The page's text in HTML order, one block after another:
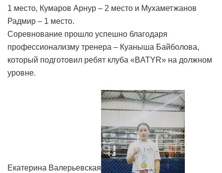
1 место, Кумаров Арнур – 2 место и Мухаметжанов
Радмир – 1 место.
Соревнование прошло успешно благодаря
профессионализму тренера – Куаныша Байболова,
который подготовил ребят клуба «BATYR» на должном
уровне.
Екатерина Валерьевская